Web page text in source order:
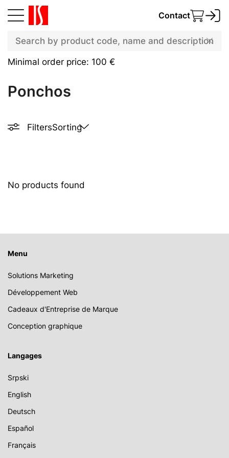
Contact
Minimal order price: 100 €
Ponchos
FiltersSorting
No products found
Menu
Solutions Marketing
Développement Web
Cadeaux d'Entreprise de Marque
Conception graphique
Langages
Srpski
English
Deutsch
Español
Français